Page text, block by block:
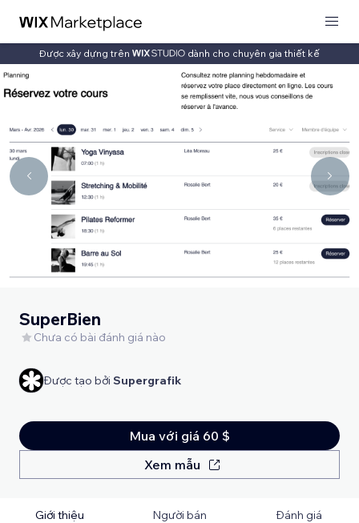
Được xây dựng trên dành cho chuyên gia thiết kế
SuperBien
Chưa có bài đánh giá nào
Được tạo bởi Supergrafik
Mua với giá 60 $
Xem mẫu
Giới thiệu Người bán Đánh giá